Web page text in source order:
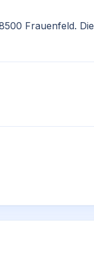
Frauenfeld. Die